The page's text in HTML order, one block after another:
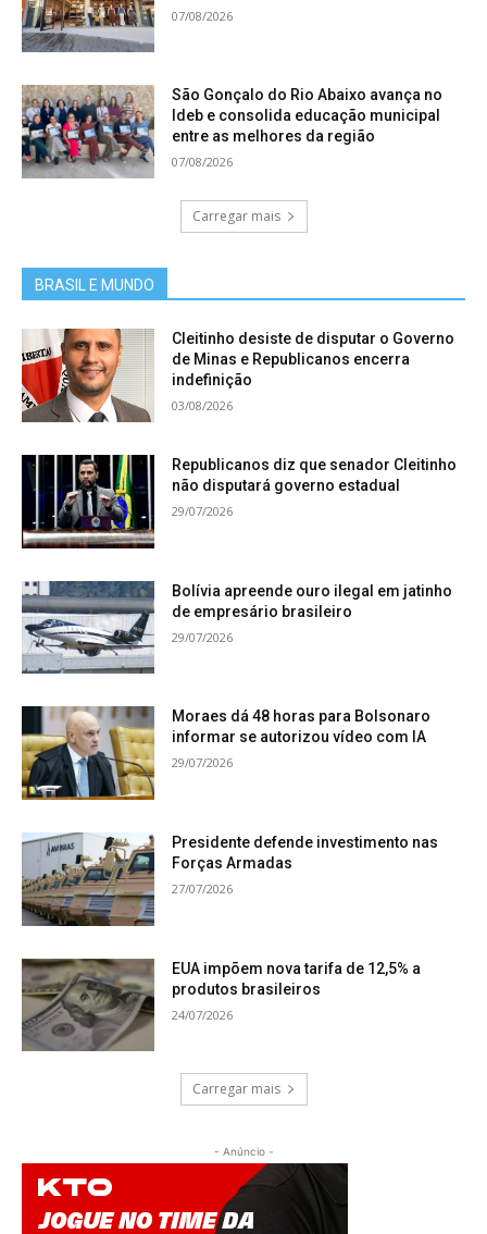
07/08/2026
São Gonçalo do Rio Abaixo avança no
Ideb e consolida educação municipal
entre as melhores da região
07/08/2026
Carregar mais
BRASIL E MUNDO
Cleitinho desiste de disputar o Governo
de Minas e Republicanos encerra
indefinição
03/08/2026
Republicanos diz que senador Cleitinho
não disputará governo estadual
29/07/2026
Bolívia apreende ouro ilegal em jatinho
de empresário brasileiro
29/07/2026
Moraes dá 48 horas para Bolsonaro
informar se autorizou vídeo com IA
29/07/2026
Presidente defende investimento nas
Forças Armadas
27/07/2026
EUA impõem nova tarifa de 12,5% a
produtos brasileiros
24/07/2026
Carregar mais
- Anúncio -